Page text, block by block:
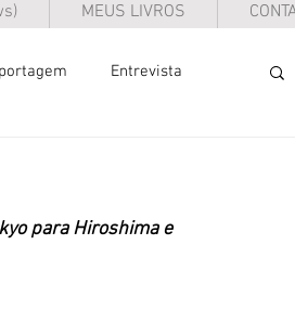
MEUS LIVROS
Entrevista
para Hiroshima e